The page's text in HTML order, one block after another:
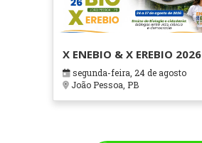
X ENEBIO & X EREBIO 2026
segunda-feira, 24 de agosto
João Pessoa, PB